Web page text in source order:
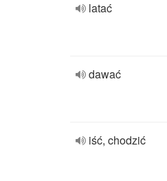
latać
dawać
iść, chodzić